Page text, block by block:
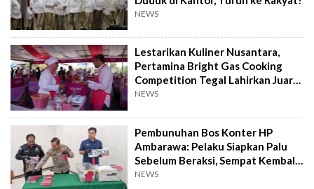
NEWS
Lestarikan Kuliner Nusantara,
Pertamina Bright Gas Cooking
Competition Tegal Lahirkan Juara
Baru
NEWS
Pembunuhan Bos Konter HP
Ambarawa: Pelaku Siapkan Palu
Sebelum Beraksi, Sempat Kembali
Datangi TKP
NEWS